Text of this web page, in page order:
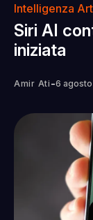
Intelligenza
Siri AI
iniziata
Amir Ati -6